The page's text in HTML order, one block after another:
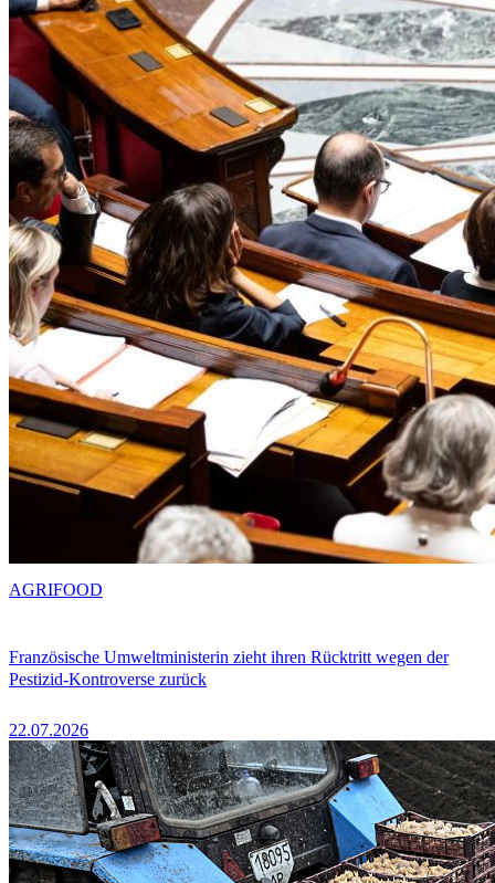
Französische Umweltministerin zieht ihren Rücktritt wegen der
Pestizid-Kontroverse zurück
22.07.2026
AGRIFOOD